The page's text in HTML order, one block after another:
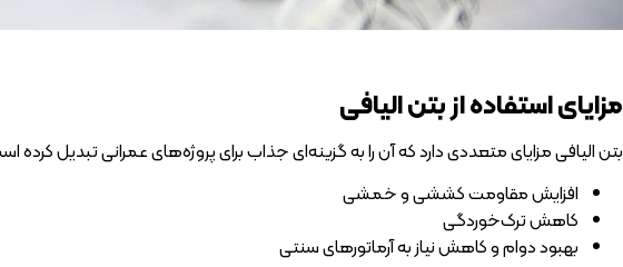
مزایای استفاده از بتن الیافی
بتن الیافی مزایای متعددی دارد که آن را به گزینه‌ای جذاب برای پروژه‌های عمرانی تبدیل کرده
افزایش مقاومت کششی و خمشی
کاهش ترک‌خوردگی
بهبود دوام و کاهش نیاز به آرماتورهای سنتی